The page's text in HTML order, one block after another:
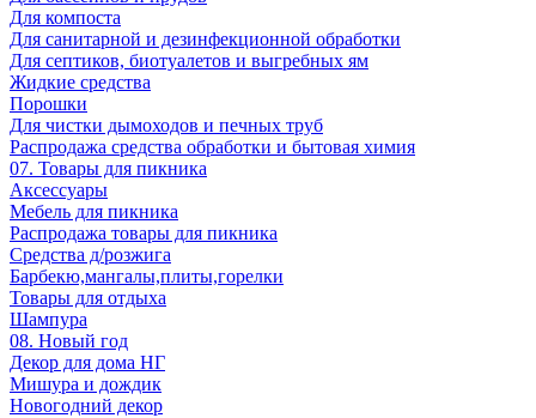
Для компоста
Для санитарной и дезинфекционной обработки
Для септиков, биотуалетов и выгребных ям
Жидкие средства
Порошки
Для чистки дымоходов и печных труб
Распродажа средства обработки и бытовая химия
07. Товары для пикника
Аксессуары
Мебель для пикника
Распродажа товары для пикника
Средства д/розжига
Барбекю,мангалы,плиты,горелки
Товары для отдыха
Шампура
08. Новый год
Декор для дома НГ
Мишура и дождик
Новогодний декор